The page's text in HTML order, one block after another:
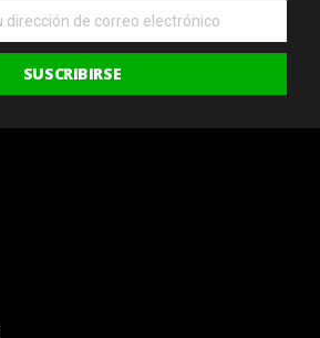
SUSCRIBIRSE